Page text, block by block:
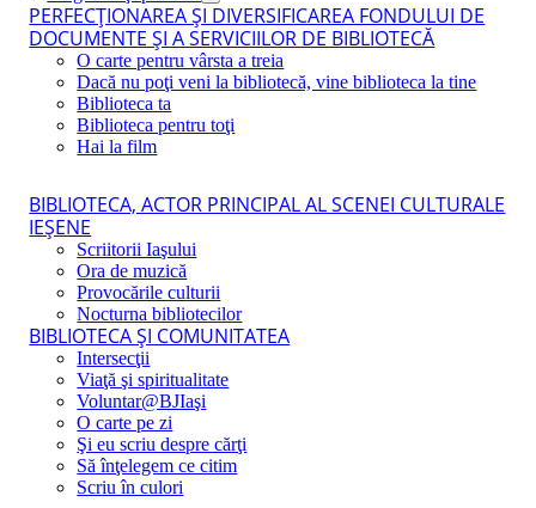
PERFECŢIONAREA ŞI DIVERSIFICAREA FONDULUI DE
DOCUMENTE ŞI A SERVICIILOR DE BIBLIOTECĂ
O carte pentru vârsta a treia
Dacă nu poţi veni la bibliotecă, vine biblioteca la tine
Biblioteca ta
Biblioteca pentru toţi
Hai la film
BIBLIOTECA, ACTOR PRINCIPAL AL SCENEI CULTURALE
IEŞENE
Scriitorii Iaşului
Ora de muzică
Provocările culturii
Nocturna bibliotecilor
BIBLIOTECA ŞI COMUNITATEA
Intersecţii
Viaţă şi spiritualitate
Voluntar@BJIaşi
O carte pe zi
Şi eu scriu despre cărţi
Să înţelegem ce citim
Scriu în culori